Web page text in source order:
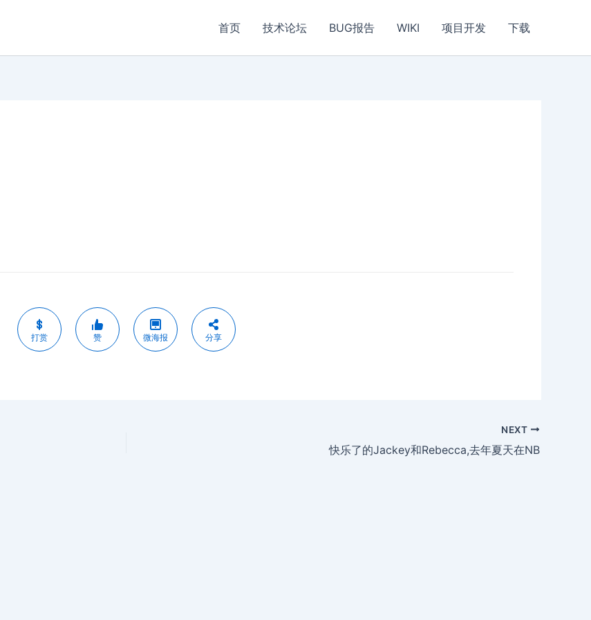
首页 技术论坛 BUG报告 WIKI 项目开发 下载
打赏 赞 微海报 分享
NEXT
快乐了的Jackey和Rebecca,去年夏天在NB